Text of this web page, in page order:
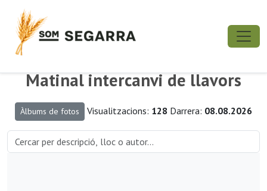
Matinal intercanvi de llavors
Àlbums de fotos Visualitzacions: 128 Darrera: 08.08.2026